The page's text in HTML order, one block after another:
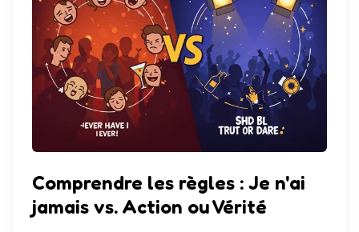
Comprendre les règles : Je n'ai
jamais vs. Action ou Vérité